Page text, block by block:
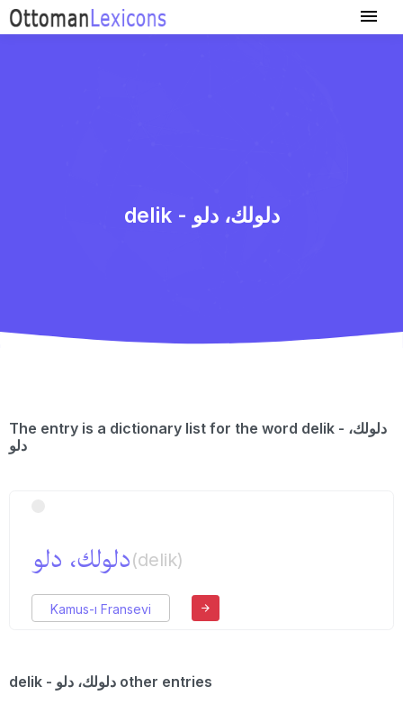
delik - دلولك، دلو
The entry is a dictionary list for the word delik - دلولك،
دلو
دلولك، دلو(delik)
Kamus-ı Fransevi
delik - دلولك، دلو other entries